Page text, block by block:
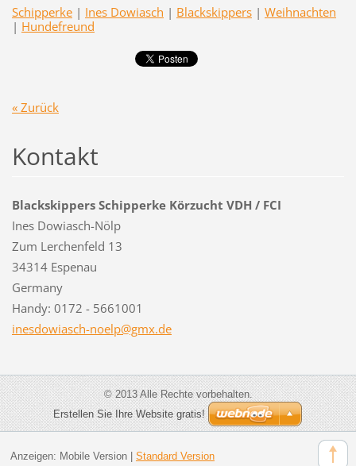
Schipperke | Ines Dowiasch | Blackskippers | Weihnachten
| Hundefreund
« Zurück
Kontakt
Blackskippers Schipperke Körzucht VDH / FCI
Ines Dowiasch-Nölp
Zum Lerchenfeld 13
34314 Espenau
Germany
Handy: 0172 - 5661001
inesdowiasch-noelp@gmx.de
© 2013 Alle Rechte vorbehalten.
Erstellen Sie Ihre Website gratis!
Anzeigen: Mobile Version| Standard Version